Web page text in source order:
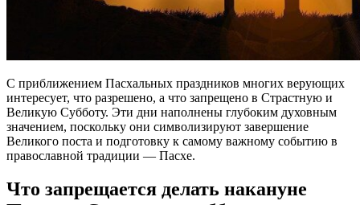
С приближением Пасхальных праздников многих верующих
интересует, что разрешено, а что запрещено в Страстную и
Великую Субботу. Эти дни наполнены глубоким духовным
значением, поскольку они символизируют завершение
Великого поста и подготовку к самому важному событию в
православной традиции — Пасхе.
Что запрещается делать накануне